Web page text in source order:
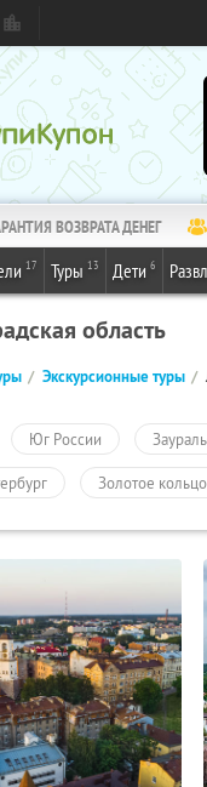
ВОЗВРАТА ДЕНЕГ
17 Туры 13 Дети 6
область
Экскурсионные туры
Юг России
Золотое кольцо